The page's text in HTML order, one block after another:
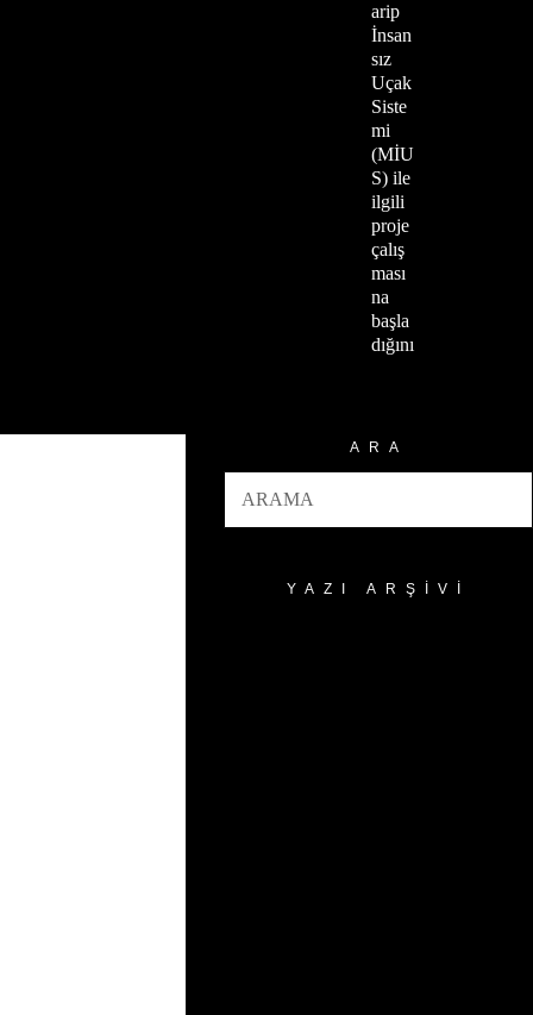
arip
İnsan
sız
Uçak
Siste
mi
(MİU
S) ile
ilgili
proje
çalış
ması
na
başla
dığını
ARA
YAZI ARŞIVI